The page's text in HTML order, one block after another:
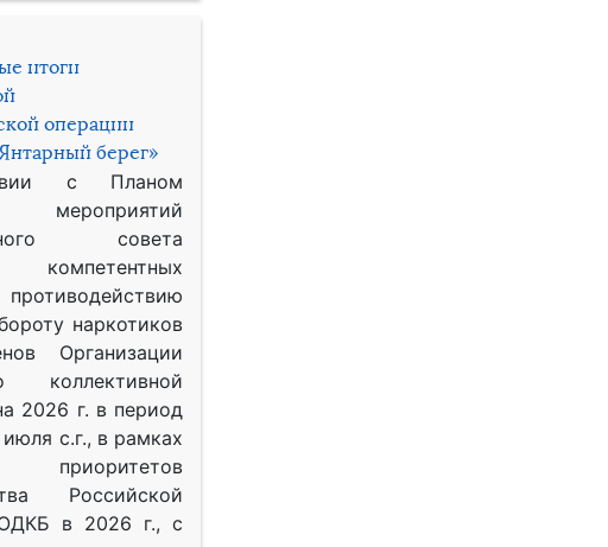
итоги
операции
берег»
с Планом
совета
компетентных
наркотиков
Организации
2026 г. в период
с.г., в рамках
приоритетов
Российской
в 2026 г., с